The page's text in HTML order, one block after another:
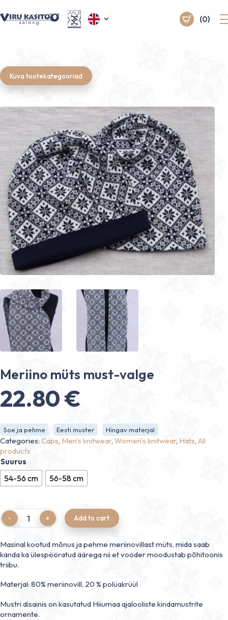
(0)
Kuva tootekategooriad
Meriino müts must-valge
22.80€
Soe ja pehme Eesti muster Hingav materjal
Categories: Caps, Men's knitwear, Women's knitwear, Hats, All
products
Suurus
54-56 cm 56-58 cm
Quantity Add to cart
Masinal kootud mõnus ja pehme meriinovillast müts, mida saab
kanda ka ülespööratud äärega nii et vooder moodustab põhitoonis
triibu.
Materjal: 80% meriinovill, 20 % polüakrüül
Mustri disainis on kasutatud Hiiumaa ajalooliste kindamustrite
ornamente.